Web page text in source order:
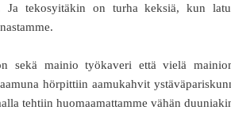
Ja tekosyitäkin on turha keksiä, kun
sekä mainio työkaveri että vielä
hörpittiin aamukahvit
tehtiin huomaamattamme vähän